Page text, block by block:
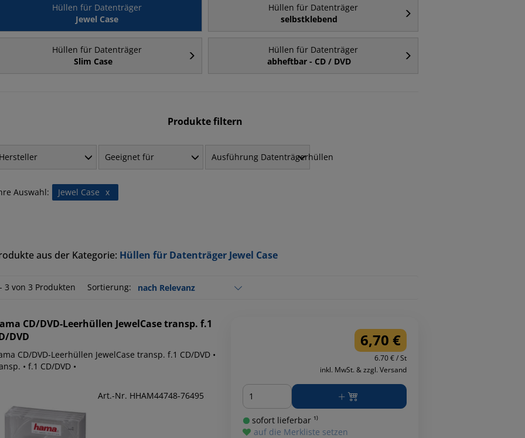
Hüllen für Datenträger
Jewel Case
Hüllen für Datenträger
selbstklebend
Hüllen für Datenträger
Slim Case
Hüllen für Datenträger
abheftbar - CD / DVD
Produkte filtern
Hersteller Geeignet für Ausführung Datenträgerhüllen
Auswahl: x
Jewel Case
aus der Kategorie: Hüllen für Datenträger Jewel Case
3 von 3 Produkten Sortierung:
CD/DVD-Leerhüllen JewelCase transp. f.1
DVD
CD/DVD-Leerhüllen JewelCase transp. f.1 CD/DVD •
• f.1 CD/DVD •
Art.-Nr. HHAM44748-76495
6,70 €
6.70 € / St
inkl. MwSt. & zzgl. Versand
Menge
sofort lieferbar ¹⁾
auf die Merkliste setzen